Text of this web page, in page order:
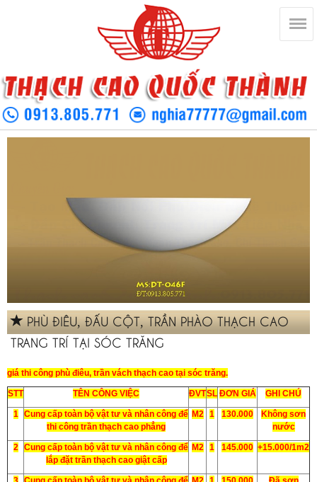
PHÙ ĐIÊU, ĐẤU CỘT, TRẦN PHÀO THẠCH CAO
TRANG TRÍ TẠI SÓC TRĂNG
giá thi công phù điêu, trần vách thạch cao tại sóc trăng.
STT TÊN CÔNG VIỆC ĐVTSL ĐƠN GIÁ GHI CHÚ
1
Cung cấp toàn bộ vật tư và nhân công để
thi công trần thạch cao phẳng
M2 1 130.000
Không sơn
nước
2
Cung cấp toàn bộ vật tư và nhân công để
lắp đặt trần thạch cao giật cấp
M2 1 145.000 +15.000/1m2